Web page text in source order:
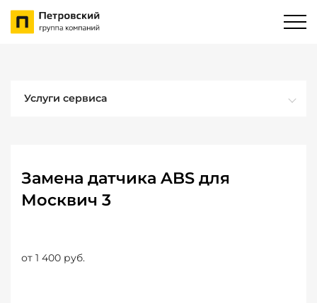
Услуги сервиса
Замена датчика ABS для
Москвич 3
от 1 400 руб.